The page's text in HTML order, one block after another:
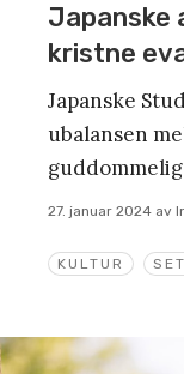
KULTUR
Japanske
kristne
Japanske
ubalansen
27. januar 2024 av